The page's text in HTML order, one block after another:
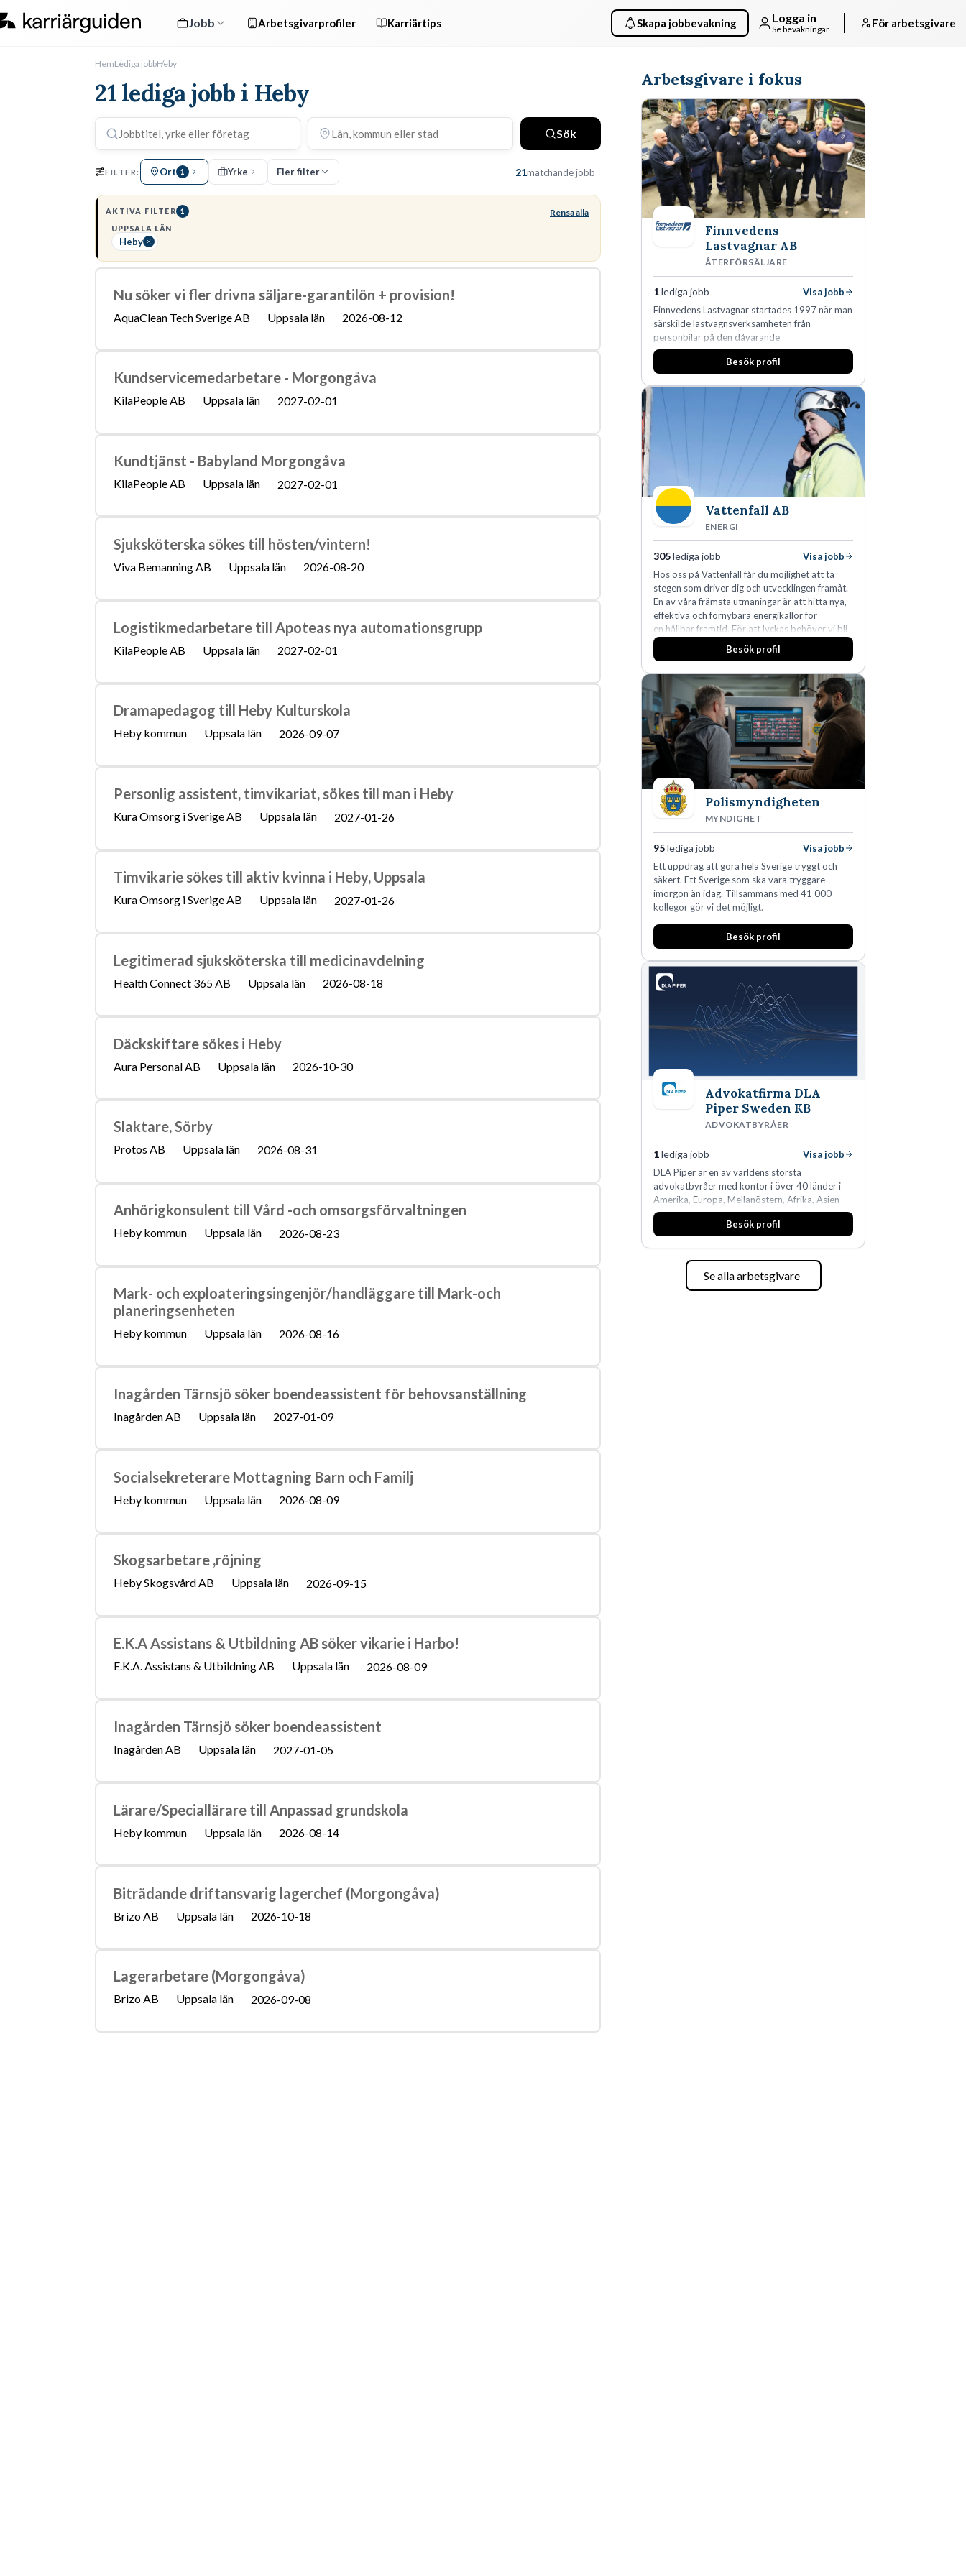
Jobb Arbetsgivarprofiler Karriärtips Skapa jobbevakning Logga in
Se bevakningar För arbetsgivare
HemLediga jobbHeby
21 lediga jobb i Heby
Sök
FILTER: Ort 1 Yrke Fler filter 21matchande jobb
AKTIVA FILTER 1 Rensa alla
UPPSALA LÄN
Heby
Nu söker vi fler drivna säljare-garantilön + provision!
AquaClean Tech Sverige AB Uppsala län 2026-08-12
Kundservicemedarbetare - Morgongåva
KilaPeople AB Uppsala län 2027-02-01
Kundtjänst - Babyland Morgongåva
KilaPeople AB Uppsala län 2027-02-01
Sjuksköterska sökes till hösten/vintern!
Viva Bemanning AB Uppsala län 2026-08-20
Logistikmedarbetare till Apoteas nya automationsgrupp
KilaPeople AB Uppsala län 2027-02-01
Dramapedagog till Heby Kulturskola
Heby kommun Uppsala län 2026-09-07
Personlig assistent, timvikariat, sökes till man i Heby
Kura Omsorg i Sverige AB Uppsala län 2027-01-26
Timvikarie sökes till aktiv kvinna i Heby, Uppsala
Kura Omsorg i Sverige AB Uppsala län 2027-01-26
Legitimerad sjuksköterska till medicinavdelning
Health Connect 365 AB Uppsala län 2026-08-18
Däckskiftare sökes i Heby
Aura Personal AB Uppsala län 2026-10-30
Slaktare, Sörby
Protos AB Uppsala län 2026-08-31
Anhörigkonsulent till Vård -och omsorgsförvaltningen
Heby kommun Uppsala län 2026-08-23
Mark- och exploateringsingenjör/handläggare till Mark-och
planeringsenheten
Heby kommun Uppsala län 2026-08-16
Inagården Tärnsjö söker boendeassistent för behovsanställning
Inagården AB Uppsala län 2027-01-09
Socialsekreterare Mottagning Barn och Familj
Heby kommun Uppsala län 2026-08-09
Skogsarbetare ,röjning
Heby Skogsvård AB Uppsala län 2026-09-15
E.K.A Assistans & Utbildning AB söker vikarie i Harbo!
E.K.A. Assistans & Utbildning AB Uppsala län 2026-08-09
Inagården Tärnsjö söker boendeassistent
Inagården AB Uppsala län 2027-01-05
Lärare/Speciallärare till Anpassad grundskola
Heby kommun Uppsala län 2026-08-14
Biträdande driftansvarig lagerchef (Morgongåva)
Brizo AB Uppsala län 2026-10-18
Lagerarbetare (Morgongåva)
Brizo AB Uppsala län 2026-09-08
Arbetsgivare i fokus
Finnvedens
Lastvagnar AB
ÅTERFÖRSÄLJARE
1lediga jobb
Visa jobb
Finnvedens Lastvagnar startades 1997 när man
särskilde lastvagnsverksamheten från
personbilar på den dåvarande
huvudanläggningen i Värnamo. Sedan dess har
man expanderat kraftigt genom ett antal
den största privata återförsäljaren av Volvo
Lastvagnar och finns representerade på 20
orter i södra Sverige.
Besök profil
Vattenfall AB
ENERGI
305lediga jobb
Visa jobb
Hos oss på Vattenfall får du möjlighet att ta
stegen som driver dig och utvecklingen framåt.
En av våra främsta utmaningar är att hitta nya,
effektiva och förnybara energikällor för
en hållbar framtid. För att lyckas behöver vi bli
fler medarbetare som vill göra skillnad.
Besök profil
Polismyndigheten
MYNDIGHET
95lediga jobb
Visa jobb
Ett uppdrag att göra hela Sverige tryggt och
säkert. Ett Sverige som ska vara tryggare
imorgon än idag. Tillsammans med 41 000
kollegor gör vi det möjligt.
Besök profil
Advokatfirma DLA
Piper Sweden KB
ADVOKATBYRÅER
1lediga jobb
Visa jobb
DLA Piper är en av världens största
advokatbyråer med kontor i över 40 länder i
Amerika, Europa, Mellanöstern, Afrika, Asien
och Oceanien. Vi är specialister inom
affärsjuridikens alla områden och vi har några
Köpenhamn, Århus, Oslo och Helsingfors kan vi
på DLA Piper erbjuda våra klienter en unik,
Besök profil
Se alla arbetsgivare